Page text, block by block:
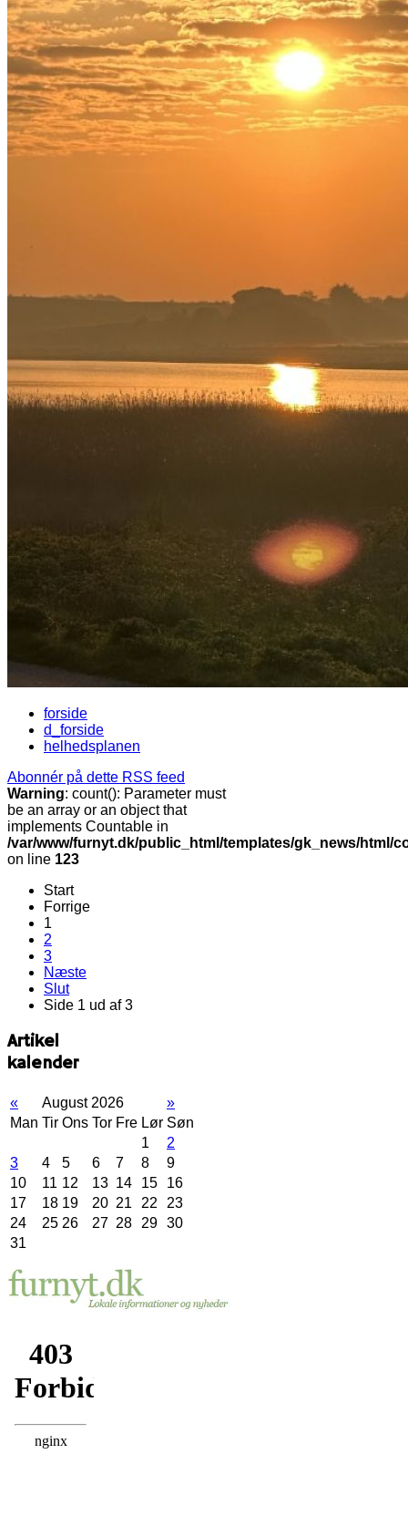
forside
d_forside
helhedsplanen
Abonnér på dette RSS feed
Warning: count(): Parameter must
be an array or an object that
implements Countable in
/var/www/furnyt.dk/public_html/templates/gk_news/html/
on line 123
Start
Forrige
1
2
3
Næste
Slut
Side 1 ud af 3
Artikel
kalender
« August 2026
»
Man Tir Ons Tor Fre Lør Søn
1
2
3
4 5 6 7 8
9
10
11 12 13 14 15
16
17
18 19 20 21 22
23
24
25 26 27 28 29 30
31